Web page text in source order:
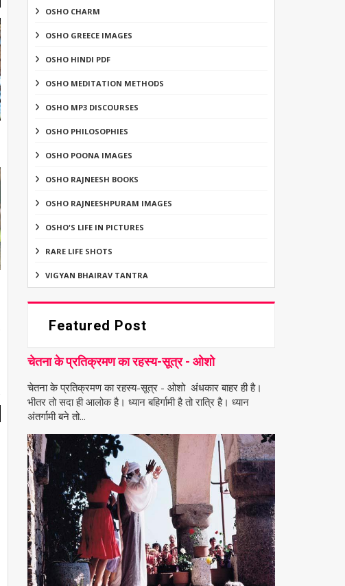
OSHO CHARM
OSHO GREECE IMAGES
OSHO HINDI PDF
OSHO MEDITATION METHODS
OSHO MP3 DISCOURSES
OSHO PHILOSOPHIES
OSHO POONA IMAGES
OSHO RAJNEESH BOOKS
OSHO RAJNEESHPURAM IMAGES
OSHO'S LIFE IN PICTURES
RARE LIFE SHOTS
VIGYAN BHAIRAV TANTRA
Featured Post
चेतना के प्रतिक्रमण का रहस्य-सूत्र - ओशो
चेतना के प्रतिक्रमण का रहस्य-सूत्र - ओशो अंधकार बाहर ही है।
भीतर तो सदा ही आलोक है। ध्यान बहिर्गामी है तो रात्रि है। ध्यान
अंतर्गामी बने तो...